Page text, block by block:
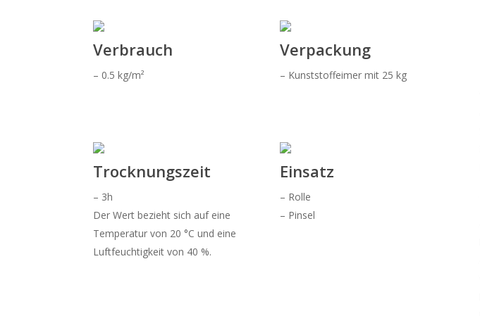
Verbrauch
– 0.5 kg/m²
Verpackung
– Kunststoffeimer mit 25 kg
Trocknungszeit
– 3h
Der Wert bezieht sich auf eine
Temperatur von 20 °C und eine
Luftfeuchtigkeit von 40 %.
Einsatz
– Rolle
– Pinsel